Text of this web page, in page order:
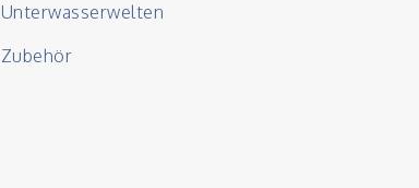
Unterwasserwelten
Zubehör